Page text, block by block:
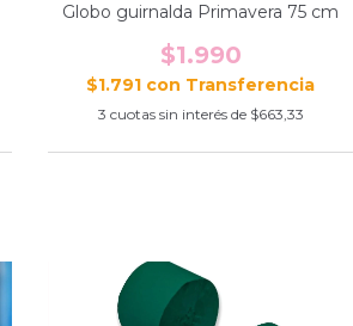
Globo guirnalda Primavera 75 cm
$1.990
$1.791 con
3 cuotas sin interés de $663,33